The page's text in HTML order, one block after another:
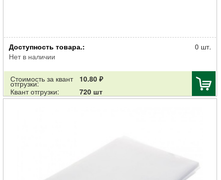
Таблетка для рассады Джиффи кокосовая d-45мм
Доступность товара.:
Нет в наличии
0 шт.
Стоимость за квант
отгрузки:
10.80 ₽
Квант отгрузки:
720 шт